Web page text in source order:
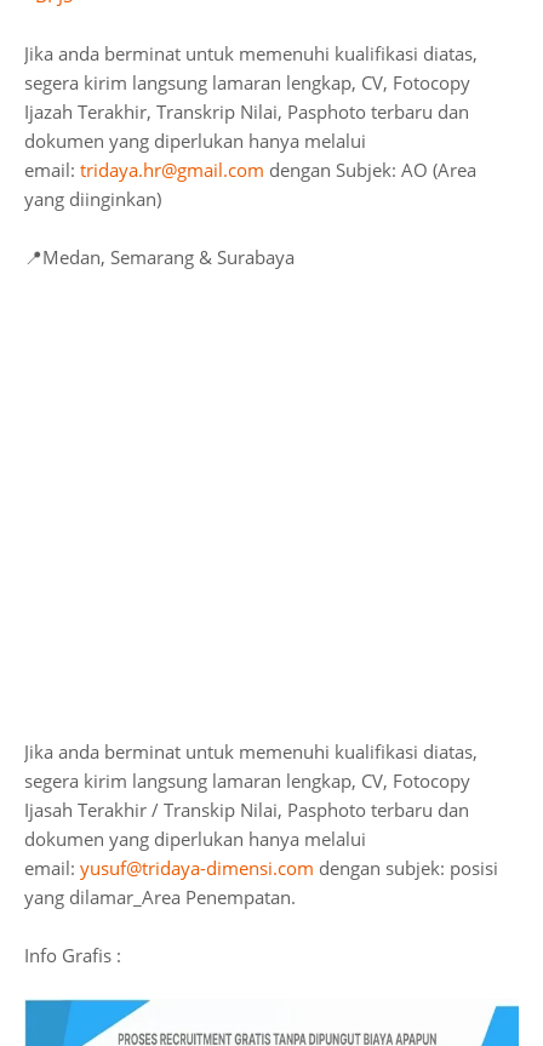
Jika anda berminat untuk memenuhi kualifikasi diatas,
segera kirim langsung lamaran lengkap, CV, Fotocopy
Ijazah Terakhir, Transkrip Nilai, Pasphoto terbaru dan
dokumen yang diperlukan hanya melalui
email: tridaya.hr@gmail.com dengan Subjek: AO (Area
yang diinginkan)
📍Medan, Semarang & Surabaya
Jika anda berminat untuk memenuhi kualifikasi diatas,
segera kirim langsung lamaran lengkap, CV, Fotocopy
Ijasah Terakhir / Transkip Nilai, Pasphoto terbaru dan
dokumen yang diperlukan hanya melalui
email: yusuf@tridaya-dimensi.com dengan subjek: posisi
yang dilamar_Area Penempatan.
Info Grafis :